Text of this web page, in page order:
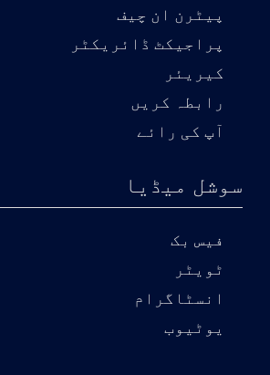
پیٹرن ان چیف
پراجیکٹ ڈائریکٹر
کیریئر
رابطہ کریں
آپ کی رائے
سوشل میڈیا
فیس بک
ٹویٹر
انسٹاگرام
یوٹیوب